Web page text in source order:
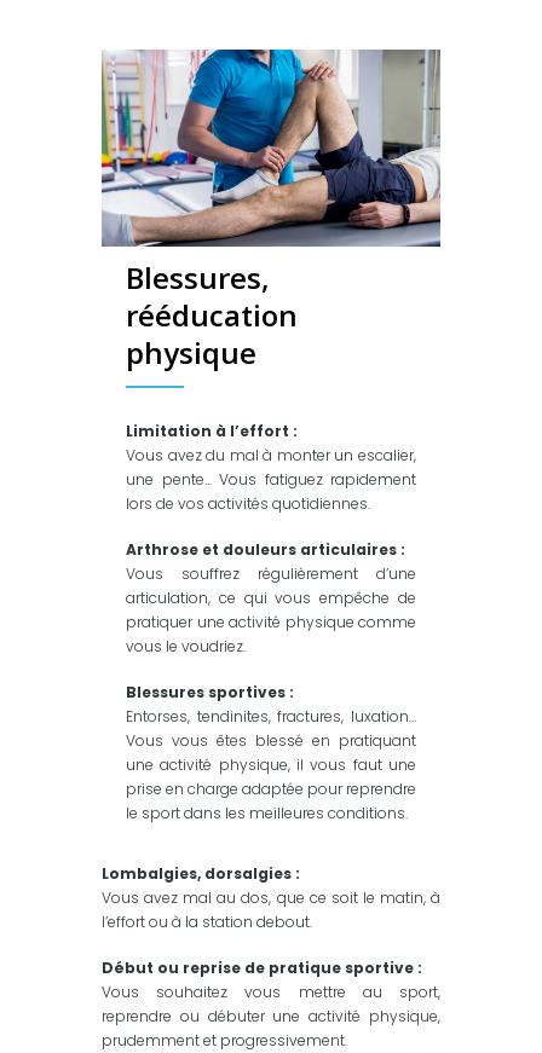
Blessures,
rééducation
physique
Limitation à l’effort :
Vous avez du mal à monter un escalier,
une pente… Vous fatiguez rapidement
lors de vos activités quotidiennes.
Arthrose et douleurs articulaires :
Vous souffrez régulièrement d’une
articulation, ce qui vous empêche de
pratiquer une activité physique comme
vous le voudriez.
Blessures sportives :
Entorses, tendinites, fractures, luxation…
Vous vous êtes blessé en pratiquant
une activité physique, il vous faut une
prise en charge adaptée pour reprendre
le sport dans les meilleures conditions.
Lombalgies, dorsalgies :
Vous avez mal au dos, que ce soit le matin, à
l’effort ou à la station debout.
Début ou reprise de pratique sportive :
Vous souhaitez vous mettre au sport,
reprendre ou débuter une activité physique,
prudemment et progressivement.